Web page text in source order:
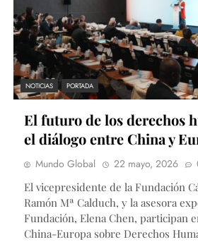
NOTICIAS PORTADA
El futuro de los derechos
el diálogo entre China y
Mundo Global 22 mayo, 2026
El vicepresidente de la Fundación
Ramón Mª Calduch, y la asesora
Fundación, Elena Chen, participan
China-Europa sobre Derechos